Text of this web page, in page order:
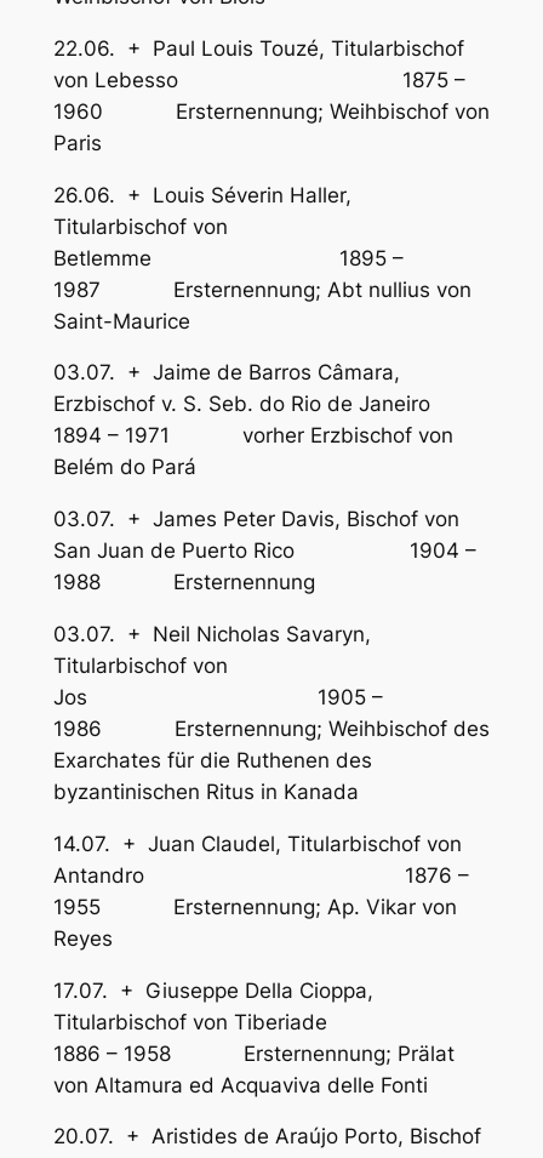
22.06. + Paul Louis Touzé, Titularbischof
von Lebesso 1875 –
1960 Ersternennung; Weihbischof von
Paris
26.06. + Louis Séverin Haller,
Titularbischof von
Betlemme 1895 –
1987 Ersternennung; Abt nullius von
Saint-Maurice
03.07. + Jaime de Barros Câmara,
Erzbischof v. S. Seb. do Rio de Janeiro
1894 – 1971 vorher Erzbischof von
Belém do Pará
03.07. + James Peter Davis, Bischof von
San Juan de Puerto Rico 1904 –
1988 Ersternennung
03.07. + Neil Nicholas Savaryn,
Titularbischof von
Jos 1905 –
1986 Ersternennung; Weihbischof des
Exarchates für die Ruthenen des
byzantinischen Ritus in Kanada
14.07. + Juan Claudel, Titularbischof von
Antandro 1876 –
1955 Ersternennung; Ap. Vikar von
Reyes
17.07. + Giuseppe Della Cioppa,
Titularbischof von Tiberiade
1886 – 1958 Ersternennung; Prälat
von Altamura ed Acquaviva delle Fonti
20.07. + Aristides de Araújo Porto, Bischof